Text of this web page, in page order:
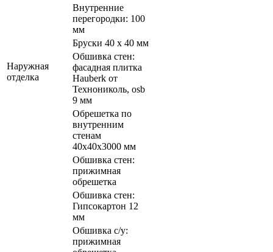
Внутренние
перегородки: 100
мм
Наружная
отделка
Бруски 40 х 40 мм
Обшивка стен:
фасадная плитка
Hauberk от
Технониколь, osb
9 мм
Обрешетка по
внутренним
стенам
40х40х3000 мм
Обшивка стен:
прижимная
обрешетка
Обшивка стен:
Гипсокартон 12
мм
Обшивка с/у:
прижимная